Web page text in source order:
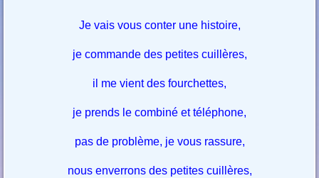
Je vais vous conter une histoire,
je commande des petites cuillères,
il me vient des fourchettes,
je prends le combiné et téléphone,
pas de problème, je vous rassure,
nous enverrons des petites cuillères,